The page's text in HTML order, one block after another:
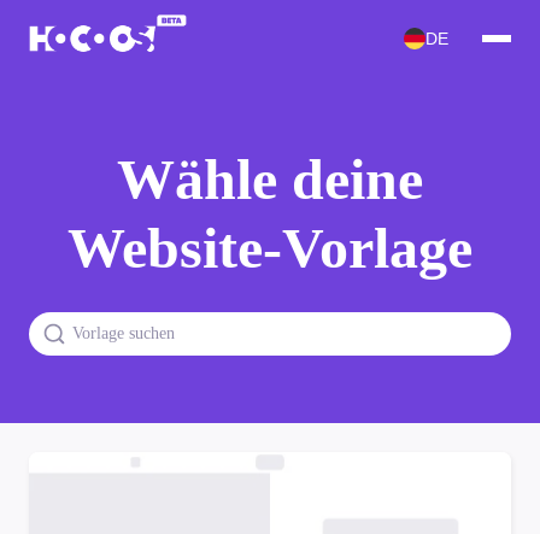
DE
Wähle deine
Website-Vorlage